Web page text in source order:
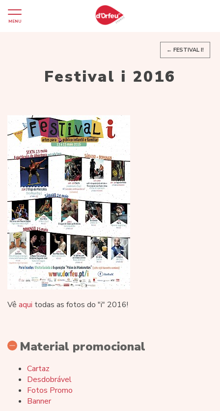
MENU
← FESTIVAL I!
Festival i 2016
Vê aqui todas as fotos do "i" 2016!
Material promocional
Cartaz
Desdobrável
Fotos Promo
Banner